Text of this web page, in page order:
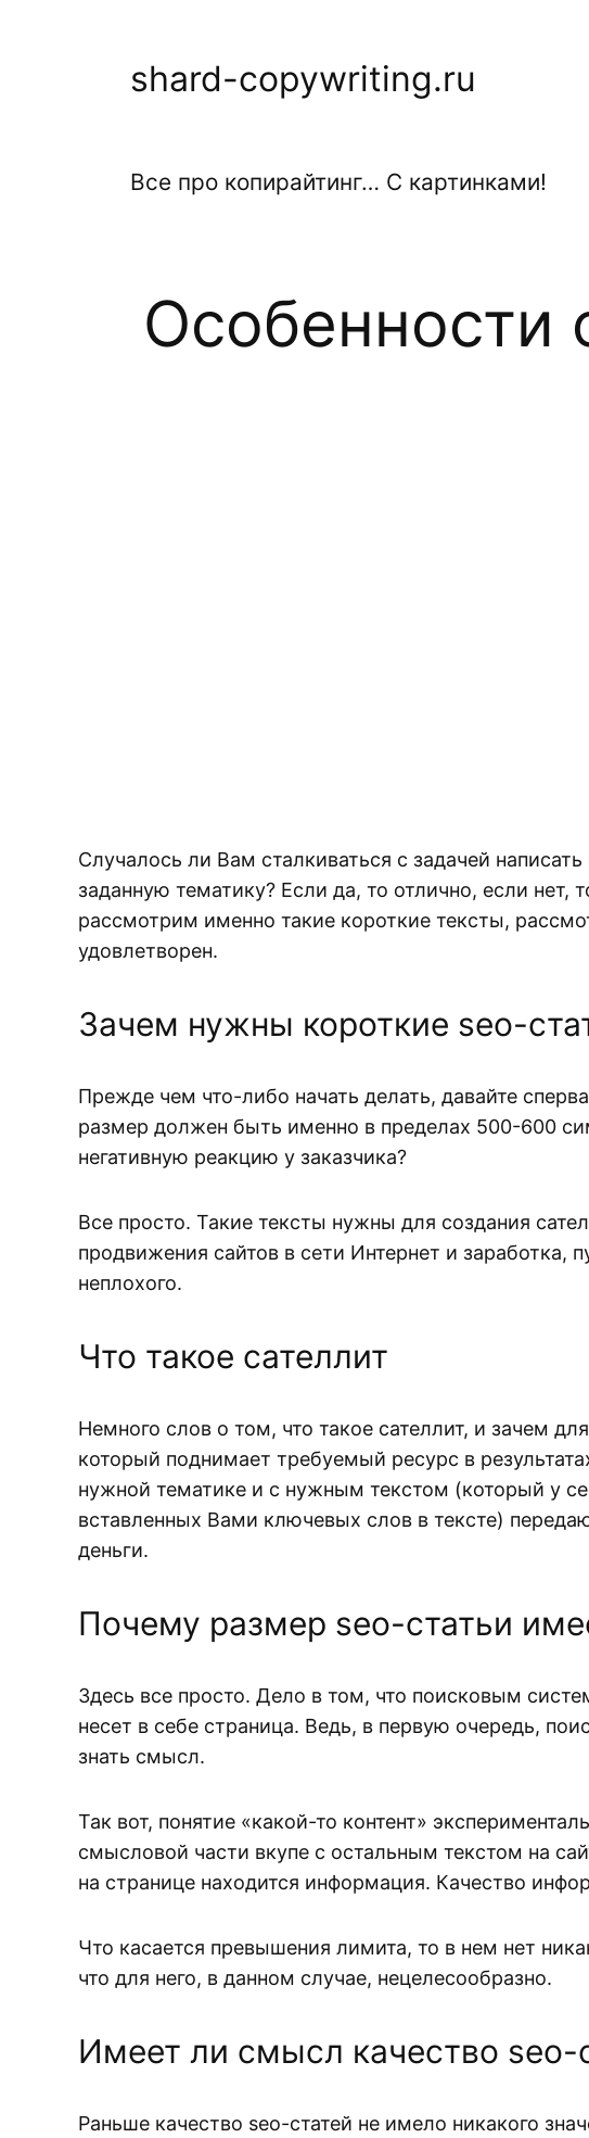
содержимомуshard-copywriting.ru
Все про копирайтинг… С картинками!
Особенности
Случалось ли Вам сталкиваться с задачей
заданную тематику? Если да, то отлично, если
рассмотрим именно такие короткие тексты,
удовлетворен.
Зачем нужны короткие seo-
Прежде чем что-либо начать делать, давайте
размер должен быть именно в пределах 500-600
негативную реакцию у заказчика?
Все просто. Такие тексты нужны для создания
продвижения сайтов в сети Интернет и заработка,
неплохого.
Что такое сателлит
Немного слов о том, что такое сателлит, и зачем
который поднимает требуемый ресурс в
нужной тематике и с нужным текстом (который у
вставленных Вами ключевых слов в тексте)
деньги.
Почему размер seo-статьи
Здесь все просто. Дело в том, что поисковым
несет в себе страница. Ведь, в первую очередь,
знать смысл.
Так вот, понятие «какой-то контент»
смысловой части вкупе с остальным текстом на
на странице находится информация. Качество
Что касается превышения лимита, то в нем нет
что для него, в данном случае, нецелесообразно.
Имеет ли смысл качество seo-
Раньше качество seo-статей не имело никакого